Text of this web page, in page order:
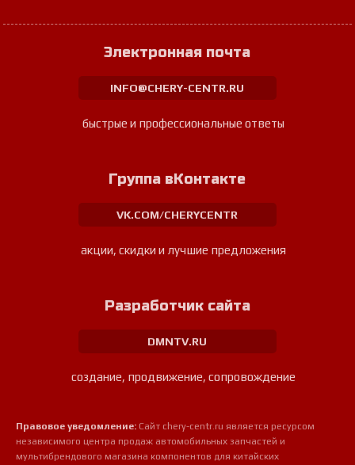
Электронная почта
INFO@CHERY-CENTR.RU
быстрые и профессиональные ответы
Группа вКонтакте
VK.COM/CHERYCENTR
акции, скидки и лучшие предложения
Разработчик сайта
DMNTV.RU
создание, продвижение, сопровождение
Правовое уведомление: Сайт chery-centr.ru является ресурсом
независимого центра продаж автомобильных запчастей и
мультибрендового магазина компонентов для китайских